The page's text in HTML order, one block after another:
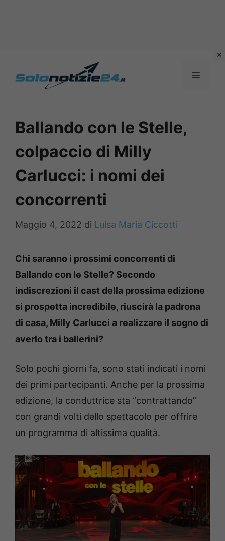
MENU
Ballando con le Stelle,
colpaccio di Milly
Carlucci: i nomi dei
concorrenti
Maggio 4, 2022 di Luisa Maria Ciccotti
Chi saranno i prossimi concorrenti di
Ballando con le Stelle? Secondo
indiscrezioni il cast della prossima edizione
si prospetta incredibile, riuscirà la padrona
di casa, Milly Carlucci a realizzare il sogno di
averlo tra i ballerini?
Solo pochi giorni fa, sono stati indicati i nomi
dei primi partecipanti. Anche per la prossima
edizione, la conduttrice sta “contrattando”
con grandi volti dello spettacolo per offrire
un programma di altissima qualità.